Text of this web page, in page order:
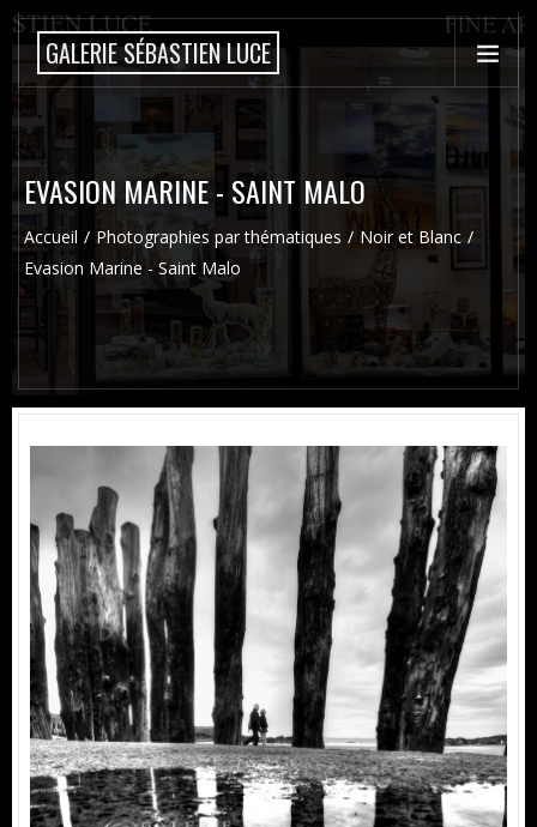
GALERIE SÉBASTIEN LUCE
EVASION MARINE - SAINT MALO
Accueil Photographies par thématiques
Noir et Blanc
Evasion Marine - Saint Malo